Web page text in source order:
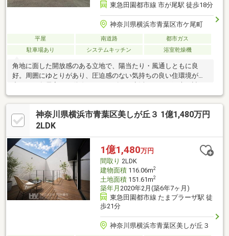
東急田園都市線 市が尾駅 徒歩18分
神奈川県横浜市青葉区市ケ尾町
平屋 南道路
都市ガス
駐車場あり
システムキッチン 浴室乾燥機
角地に面した開放感のある立地で、陽当たり・風通しともに良
好。周囲にゆとりがあり、圧迫感のない気持ちの良い住環境が魅
力です。各居室への動線もスムーズで、生活しやすい工夫が詰ま
った間取りです。19帖の広々LDKを中心に、各部屋がバランスよ
く配置され、家族が自然と集まりやすい住まい。パントリーや収
納も充実しており、快適な暮らしをサポートします。白を基調と
した空間がより広々と感じられ、収納も充実、すっきりとした居
神奈川県横浜市青葉区美しが丘３ 1億1,480万円
2LDK
1億1,480万円
間取り 2LDK
建物面積116.06m2
土地面積151.61m2
築年月 2020年2月(築6年7ヶ月)
東急田園都市線 たまプラーザ駅 徒
歩21分
神奈川県横浜市青葉区美しが丘３